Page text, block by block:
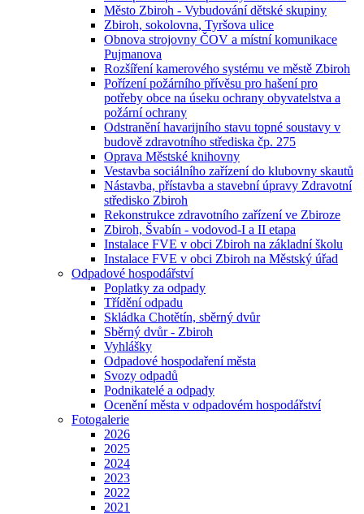
Město Zbiroh - Vybudování dětské skupiny
Zbiroh, sokolovna, Tyršova ulice
Obnova strojovny ČOV a místní komunikace
Pujmanova
Rozšíření kamerového systému ve městě Zbiroh
Pořízení požárního přívěsu pro hašení pro
potřeby obce na úseku ochrany obyvatelstva a
požární ochrany
Odstranění havarijního stavu topné soustavy v
budově zdravotního střediska čp. 275
Oprava Městské knihovny
Vestavba sociálního zařízení do klubovny skautů
Nástavba, přístavba a stavební úpravy Zdravotní
středisko Zbiroh
Rekonstrukce zdravotního zařízení ve Zbiroze
Zbiroh, Švabín - vodovod-I a II etapa
Instalace FVE v obci Zbiroh na základní školu
Instalace FVE v obci Zbiroh na Městský úřad
Odpadové hospodářství
Poplatky za odpady
Třídění odpadu
Skládka Chotětín, sběrný dvůr
Sběrný dvůr - Zbiroh
Vyhlášky
Odpadové hospodaření města
Svozy odpadů
Podnikatelé a odpady
Ocenění města v odpadovém hospodářství
Fotogalerie
2026
2025
2024
2023
2022
2021